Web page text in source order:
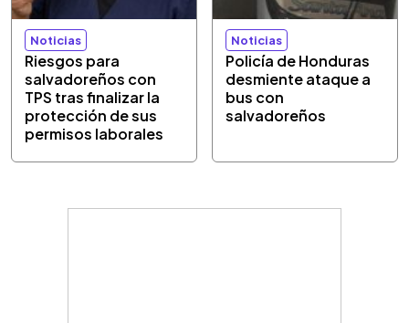
Noticias
Riesgos para
salvadoreños con
TPS tras finalizar la
protección de sus
permisos laborales
Noticias
Policía de Honduras
desmiente ataque a
bus con
salvadoreños